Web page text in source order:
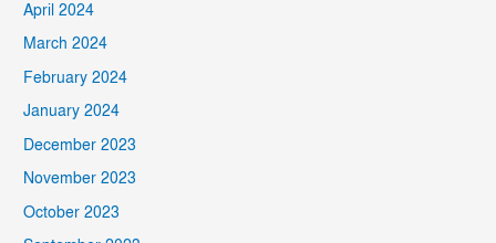
April 2024
March 2024
February 2024
January 2024
December 2023
November 2023
October 2023